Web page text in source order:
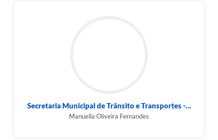
Secretaria Municipal de Trânsito e Transportes -...
Manuella Oliveira Fernandes